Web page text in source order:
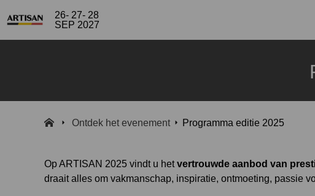
26- 27- 28
SEP 2027
Ontdek het evenement Programma editie 2025
Op ARTISAN 2025 vindt u hetvertrouwde aanbod van
draait alles om vakmanschap, inspiratie, ontmoeting, passie